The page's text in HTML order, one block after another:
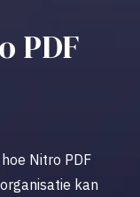
PDF
Nitro PDF
kan